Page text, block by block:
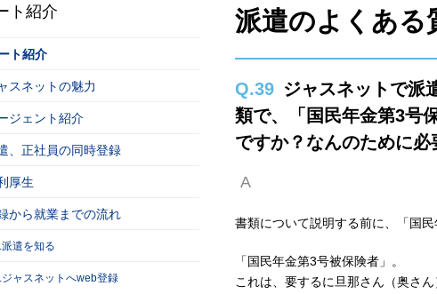
派遣のよくある
Q.39 ジャスネットで派
類で、「国民年金第3号
ですか？なんのために必
A
書類について説明する前に、「国
「国民年金第3号被保険者」。
これは、要するに旦那さん（奥さ
ト紹介
ト紹介
スネットの魅力
ジェント紹介
、正社員の同時登録
厚生
から就業までの流れ
派遣を知る
ジャスネットへweb登録